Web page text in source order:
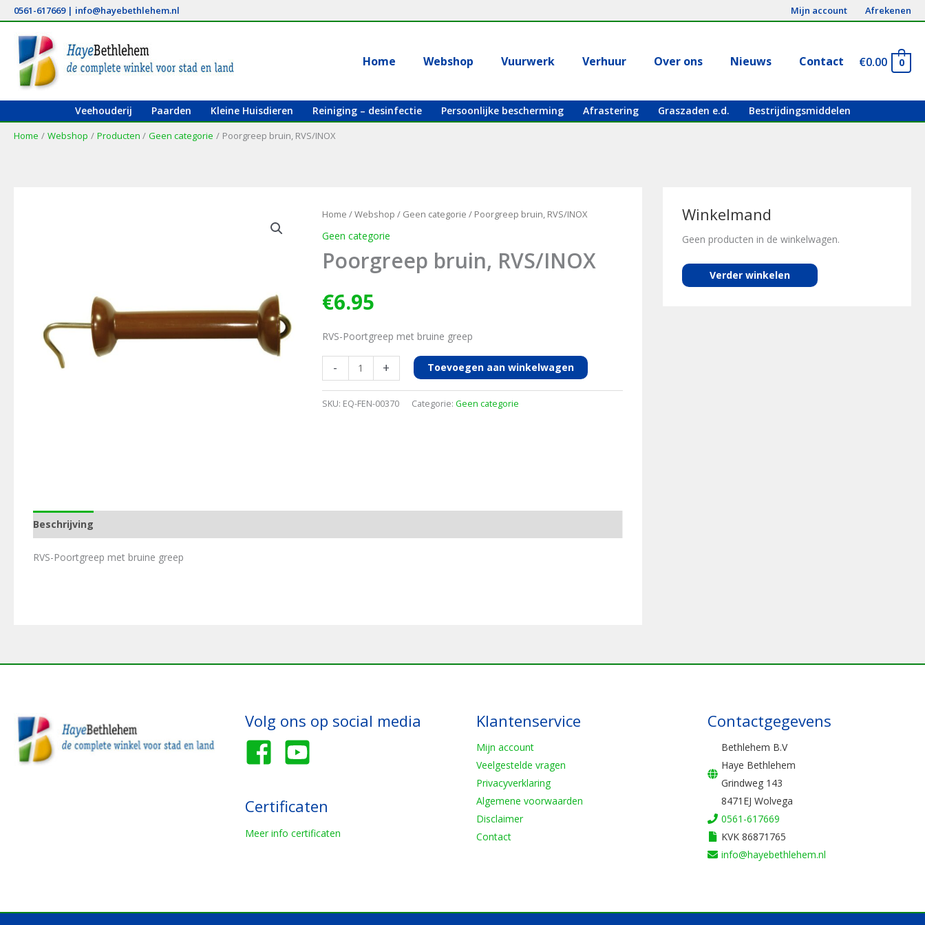
naar
inhoud
0561-617669| info@hayebethlehem.nl Mijn account Afrekenen
Home Webshop Vuurwerk Verhuur Over ons Nieuws Contact €0.00 0
Veehouderij Paarden Kleine Huisdieren Reiniging – desinfectie Persoonlijke bescherming Afrastering Graszaden e.d. Bestrijdingsmiddelen
Home Webshop Producten Geen categorie Poorgreep bruin, RVS/INOX
Home /Webshop / Geen categorie / Poorgreep bruin, RVS/INOX
Geen categorie
Poorgreep bruin, RVS/INOX
€6.95
RVS-Poortgreep met bruine greep
-
Poorgreep
bruin,
RVS/INOX
+ Toevoegen aan winkelwagen
SKU: EQ-FEN-00370 Categorie: Geen categorie
Beschrijving
RVS-Poortgreep met bruine greep
Winkelmand
Geen producten in de winkelwagen.
Verder winkelen
Volg ons op social media
Certificaten
Meer info certificaten
Klantenservice
Mijn account
Veelgestelde vragen
Privacyverklaring
Algemene voorwaarden
Disclaimer
Contact
Contactgegevens
Bethlehem B.V
Haye Bethlehem
Grindweg 143
8471EJ Wolvega
0561-617669
KVK 86871765
info@hayebethlehem.nl